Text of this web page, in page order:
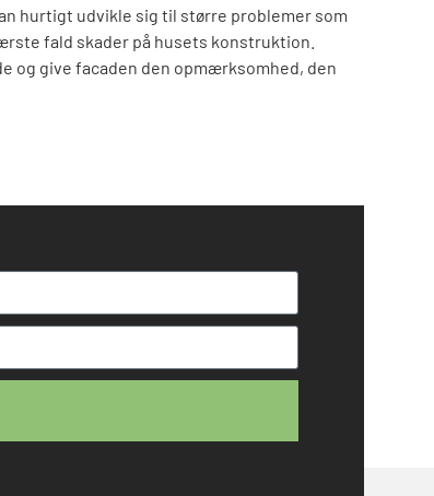
hurtigt udvikle sig til større problemer som
fald skader på husets konstruktion.
og give facaden den opmærksomhed, den